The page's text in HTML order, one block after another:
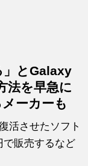
」とGalaxy
法を早急に
ーカーも
活させたソフト
で販売するなど